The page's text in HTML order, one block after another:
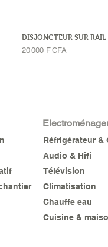
DISJONCTEUR SUR
Prix
20 000 F CFA
Réfrigérateur &
Audio & Hifi
Télévision
Climatisation
Chauffe eau
Cuisine &